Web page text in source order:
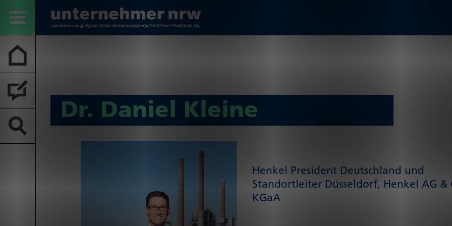
Dr. Daniel Kleine
Henkel President Deutschland und
Standortleiter Düsseldorf, Henkel AG &
KGaA